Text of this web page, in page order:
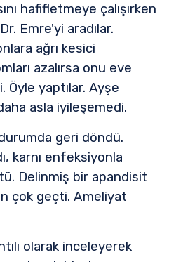
hafifletmeye çalışırken
Emre'yi aradılar.
ağrı kesici
azalırsa onu eve
yaptılar. Ayşe
asla iyileşemedi.
geri döndü.
karnı enfeksiyonla
Delinmiş bir apandisit
çok geçti. Ameliyat
olarak inceleyerek